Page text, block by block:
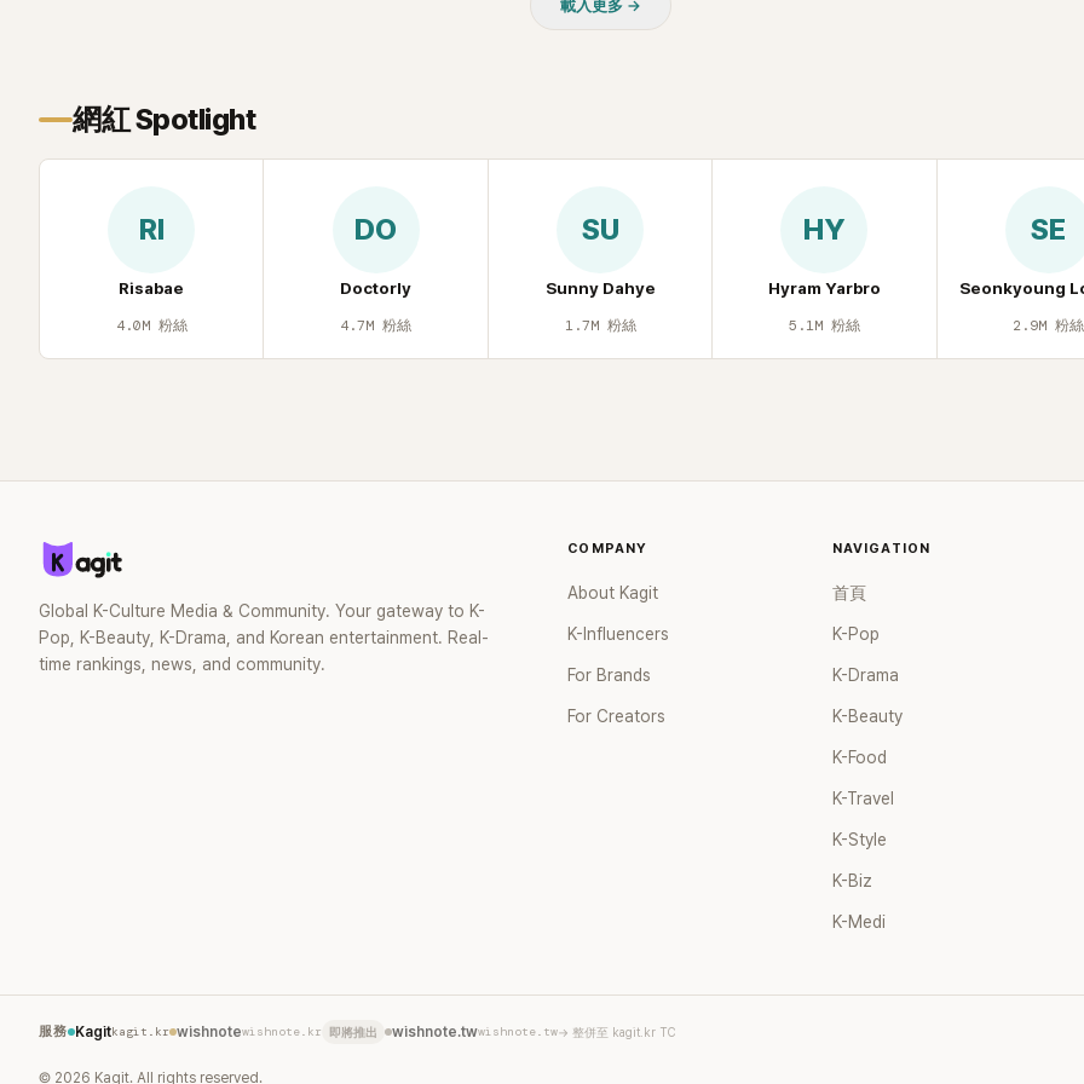
李智惠、徐智英兩位女成員，以及張錫
炫、Chris Kim 兩位男成員組成。不過後來
後，李智惠轉型 solo，靠著綜藝與歌唱實
S#arp，也與 李尚敏 的賞識有關。 感情方
己安排一段休息時間。
載入更多 →
網紅 Spotlight
RI
Risabae
4.0M 粉絲
DO
Doctorly
4.7M 粉絲
SU
Sunny Dahye
1.7M 粉絲
HY
Hyram Yarbro
5.1M 粉絲
SE
Seonkyoung
2.9M 粉絲
Global K-Culture Media & Community. Your gateway to K-
Pop, K-Beauty, K-Drama, and Korean entertainment. Real-
time rankings, news, and community.
COMPANY
About Kagit
K-Influencers
For Brands
For Creators
NAVIGATION
首頁
K-Pop
K-Drama
K-Beauty
K-Food
K-Travel
K-Style
K-Biz
K-Medi
服務 Kagitkagit.kr wishnotewishnote.kr 即將推出 wishnote.twwishnote.tw→ 整併至 kagit.kr TC
© 2026 Kagit. All rights reserved.